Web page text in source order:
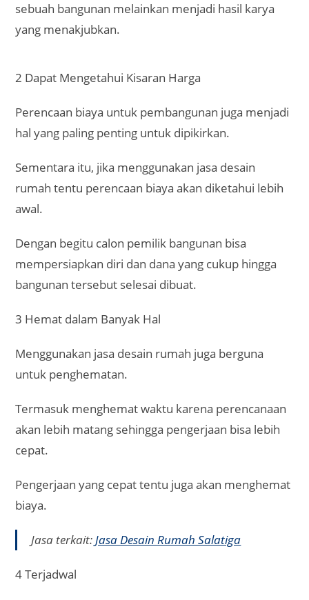
sebuah bangunan melainkan menjadi hasil karya
yang menakjubkan.
2 Dapat Mengetahui Kisaran Harga
Perencaan biaya untuk pembangunan juga menjadi
hal yang paling penting untuk dipikirkan.
Sementara itu, jika menggunakan jasa desain
rumah tentu perencaan biaya akan diketahui lebih
awal.
Dengan begitu calon pemilik bangunan bisa
mempersiapkan diri dan dana yang cukup hingga
bangunan tersebut selesai dibuat.
3 Hemat dalam Banyak Hal
Menggunakan jasa desain rumah juga berguna
untuk penghematan.
Termasuk menghemat waktu karena perencanaan
akan lebih matang sehingga pengerjaan bisa lebih
cepat.
Pengerjaan yang cepat tentu juga akan menghemat
biaya.
Jasa terkait:Jasa Desain Rumah Salatiga
4 Terjadwal